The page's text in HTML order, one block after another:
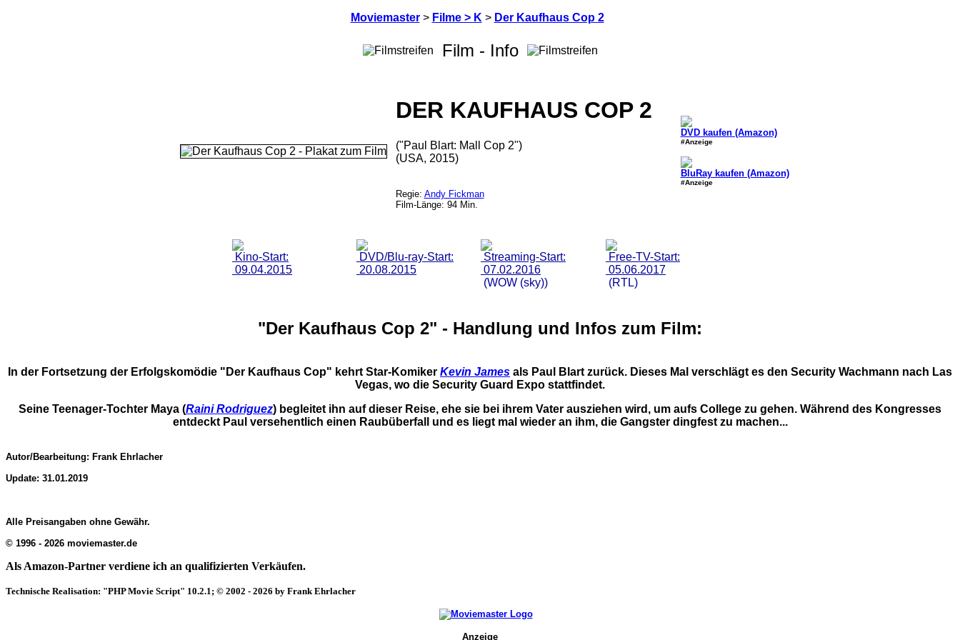
Moviemaster> Filme > K > Der Kaufhaus Cop 2
Film - Info
DER KAUFHAUS COP 2
("Paul Blart: Mall Cop 2")
(USA, 2015)
Regie: Andy Fickman
Film-Länge: 94 Min.
DVD kaufen (Amazon)
#Anzeige
BluRay kaufen (Amazon)
#Anzeige
Kino-Start:
09.04.2015
DVD/Blu-ray-Start:
20.08.2015
Streaming-Start:
07.02.2016
(WOW (sky))
Free-TV-Start:
05.06.2017
(RTL)
"Der Kaufhaus Cop 2" - Handlung und Infos zum Film:
In der Fortsetzung der Erfolgskomödie "Der Kaufhaus Cop" kehrt Star-Komiker Kevin James als Paul Blart zurück. Dieses Mal verschlägt es den Security Wachmann nach Las
Vegas, wo die Security Guard Expo stattfindet.
Seine Teenager-Tochter Maya (Raini Rodriguez) begleitet ihn auf dieser Reise, ehe sie bei ihrem Vater ausziehen wird, um aufs College zu gehen. Während des Kongresses
entdeckt Paul versehentlich einen Raubüberfall und es liegt mal wieder an ihm, die Gangster dingfest zu machen...
Autor/Bearbeitung: Frank Ehrlacher
Update: 31.01.2019
Alle Preisangaben ohne Gewähr.
© 1996 - 2026 moviemaster.de
Als Amazon-Partner verdiene ich an qualifizierten Verkäufen.
Technische Realisation: "PHP Movie Script" 10.2.1; © 2002 - 2026 by Frank Ehrlacher
Anzeige